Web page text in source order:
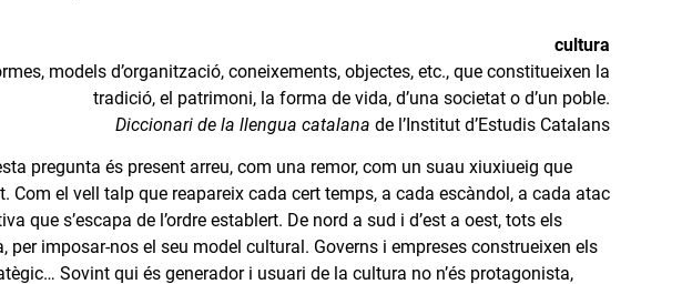
cultura
models d’organització, coneixements, objectes, etc., que constitueixen la
tradició, el patrimoni, la forma de vida, d’una societat o d’un poble.
Diccionari de la llengua catalana de l’Institut d’Estudis Catalans
pregunta és present arreu, com una remor, com un suau xiuxiueig que
Com el vell talp que reapareix cada cert temps, a cada escàndol, a cada atac
que s’escapa de l’ordre establert. De nord a sud i d’est a oest, tots els
per imposar-nos el seu model cultural. Governs i empreses construeixen els
Sovint qui és generador i usuari de la cultura no n’és protagonista,